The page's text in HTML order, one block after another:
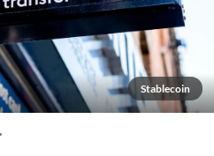
Stablecoin